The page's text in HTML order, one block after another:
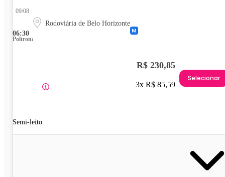
06:30
09/08
Rodoviária de Belo Horizonte
Poltrona
Semi-leito
R$ 230,85
3x R$ 85,59
Selecionar